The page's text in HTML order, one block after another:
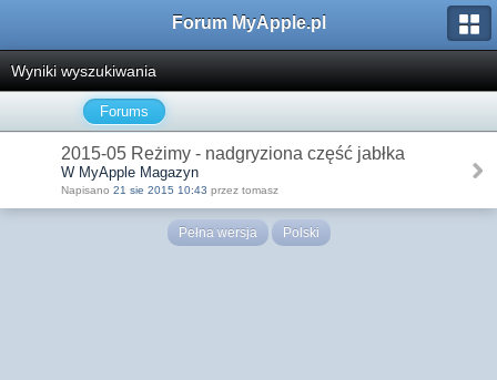
Forum MyApple.pl
Wyniki wyszukiwania
Forums
2015-05 Reżimy - nadgryziona część jabłka
W MyApple Magazyn
Napisano 21 sie 2015 10:43 przez tomasz
Pełna wersja Polski